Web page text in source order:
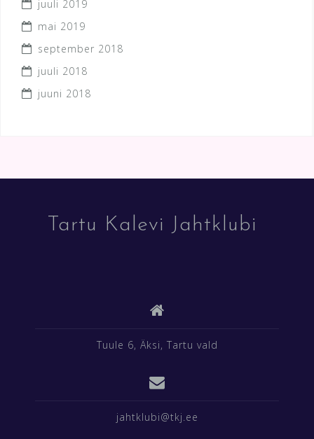
juuli 2019
mai 2019
september 2018
juuli 2018
juuni 2018
Tartu Kalevi Jahtklubi
Tuule 6, Äksi, Tartu vald
jahtklubi@tkj.ee